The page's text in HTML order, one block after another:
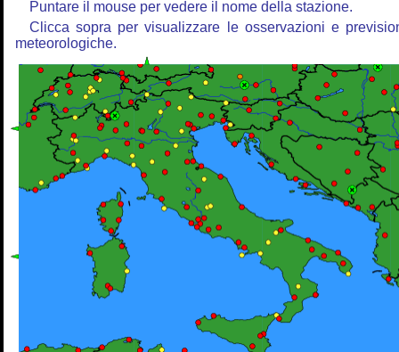
Puntare il mouse per vedere il nome della stazione.
Clicca sopra per visualizzare le osservazioni e
meteorologiche.